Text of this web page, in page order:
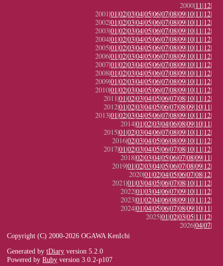
2000|11|12|
2001|01|02|03|04|05|06|07|08|09|10|11|12|
2002|01|02|03|04|05|06|07|08|09|10|11|12|
2003|01|02|03|04|05|06|07|08|09|10|11|12|
2004|01|02|03|04|05|06|07|08|09|10|11|12|
2005|01|02|03|04|05|06|07|08|09|10|11|12|
2006|01|02|03|04|05|06|07|08|09|10|11|12|
2007|01|02|03|04|05|06|07|08|09|10|11|12|
2008|01|02|03|04|05|06|07|08|09|10|11|12|
2009|01|02|03|04|05|06|07|08|09|10|11|12|
2010|01|02|03|04|05|06|07|08|09|10|11|12|
2011|01|02|03|04|05|06|07|08|10|11|12|
2012|01|02|03|04|05|06|07|08|09|10|11|
2013|01|02|03|04|05|06|07|08|09|10|11|12|
2014|01|02|03|04|06|08|09|10|11|
2015|01|02|03|04|06|07|08|09|10|11|12|
2016|02|03|04|05|06|08|09|10|11|12|
2017|01|02|03|04|05|06|07|08|10|11|12|
2018|02|03|04|05|06|07|08|09|11|
2019|01|02|03|04|05|06|07|08|09|12|
2020|01|02|04|05|06|07|08|12|
2021|01|03|04|05|06|07|08|10|11|12|
2022|01|03|04|06|07|09|10|11|12|
2023|01|02|04|06|08|09|10|11|12|
2024|01|04|05|06|07|08|09|10|11|
2025|01|02|03|05|11|12|
2026|04|07|
Copyright (C) 2000-2026 OGAWA KenIchi
Generated bytDiary version 5.2.0
Powered byRuby version 3.0.2-p107